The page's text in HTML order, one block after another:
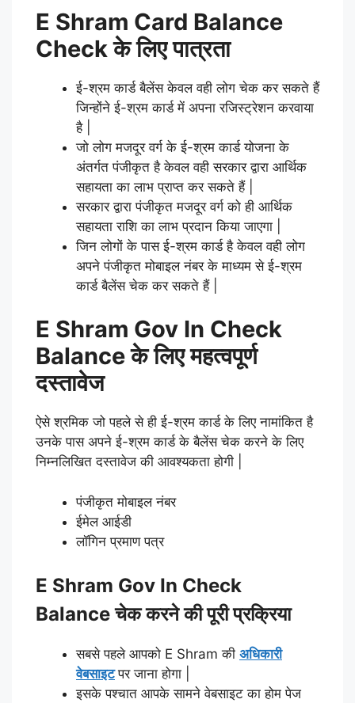
E Shram Card Balance
Check के लिए पात्रता
ई-श्रम कार्ड बैलेंस केवल वही लोग चेक कर सकते हैं
जिन्होंने ई-श्रम कार्ड में अपना रजिस्ट्रेशन करवाया
है |
जो लोग मजदूर वर्ग के ई-श्रम कार्ड योजना के
अंतर्गत पंजीकृत है केवल वही सरकार द्वारा आर्थिक
सहायता का लाभ प्राप्त कर सकते हैं |
सरकार द्वारा पंजीकृत मजदूर वर्ग को ही आर्थिक
सहायता राशि का लाभ प्रदान किया जाएगा |
जिन लोगों के पास ई-श्रम कार्ड है केवल वही लोग
अपने पंजीकृत मोबाइल नंबर के माध्यम से ई-श्रम
कार्ड बैलेंस चेक कर सकते हैं |
E Shram Gov In Check
Balance के लिए महत्वपूर्ण
दस्तावेज
ऐसे श्रमिक जो पहले से ही ई-श्रम कार्ड के लिए नामांकित है
उनके पास अपने ई-श्रम कार्ड के बैलेंस चेक करने के लिए
निम्नलिखित दस्तावेज की आवश्यकता होगी |
पंजीकृत मोबाइल नंबर
ईमेल आईडी
लॉगिन प्रमाण पत्र
E Shram Gov In Check
Balance चेक करने की पूरी प्रक्रिया
सबसे पहले आपको E Shram की अधिकारी
वेबसाइट पर जाना होगा |
इसके पश्चात आपके सामने वेबसाइट का होम पेज